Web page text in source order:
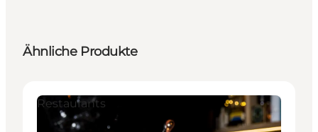
Ähnliche Produkte
Restaurants